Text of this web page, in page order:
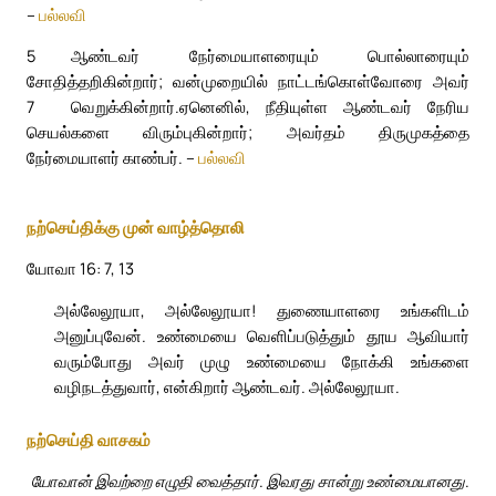
– பல்லவி
5
ஆண்டவர் நேர்மையாளரையும் பொல்லாரையும்
சோதித்தறிகின்றார்; வன்முறையில் நாட்டங்கொள்வோரை அவர்
வெறுக்கின்றார்.
7
ஏனெனில், நீதியுள்ள ஆண்டவர் நேரிய
செயல்களை விரும்புகின்றார்; அவர்தம் திருமுகத்தை
நேர்மையாளர் காண்பர். – பல்லவி
நற்செய்திக்கு முன் வாழ்த்தொலி
யோவா 16: 7, 13
அல்லேலூயா, அல்லேலூயா! துணையாளரை உங்களிடம்
அனுப்புவேன். உண்மையை வெளிப்படுத்தும் தூய ஆவியார்
வரும்போது அவர் முழு உண்மையை நோக்கி உங்களை
வழிநடத்துவார், என்கிறார் ஆண்டவர். அல்லேலூயா.
நற்செய்தி வாசகம்
யோவான் இவற்றை எழுதி வைத்தார். இவரது சான்று உண்மையானது.